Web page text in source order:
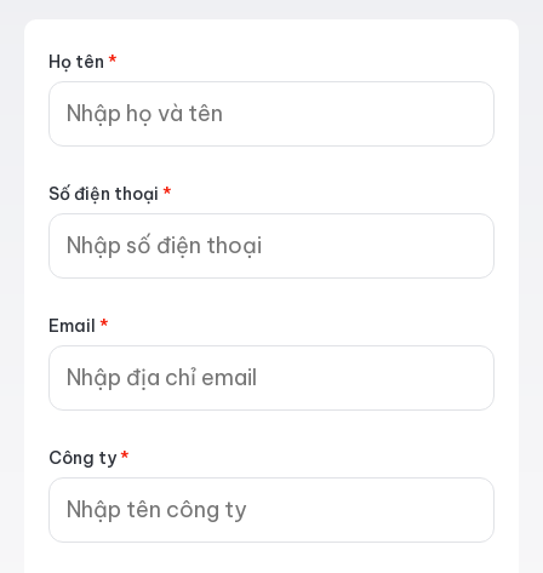
Họ tên *
Số điện thoại *
Email *
Công ty*